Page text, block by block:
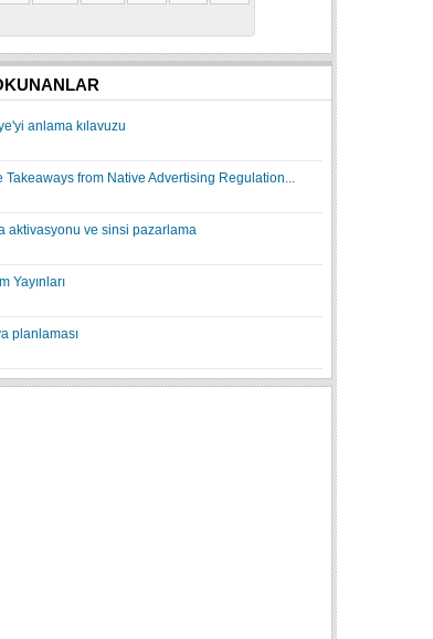
anlama kılavuzu
Takeaways from Native Advertising Regulation...
aktivasyonu ve sinsi pazarlama
Yayınları
planlaması